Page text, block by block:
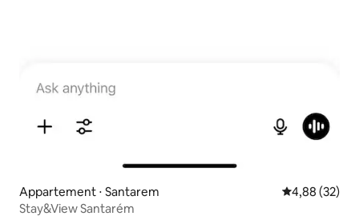
Appartement ⋅ Santarem Évaluation
4,88 (32)
Stay&View Santarém